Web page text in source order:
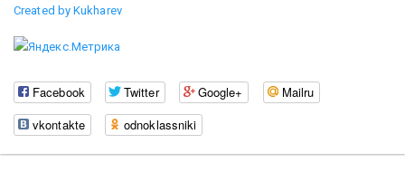
Created by Kukharev
Facebook Twitter Google+
Mailru
vkontakte
odnoklassniki